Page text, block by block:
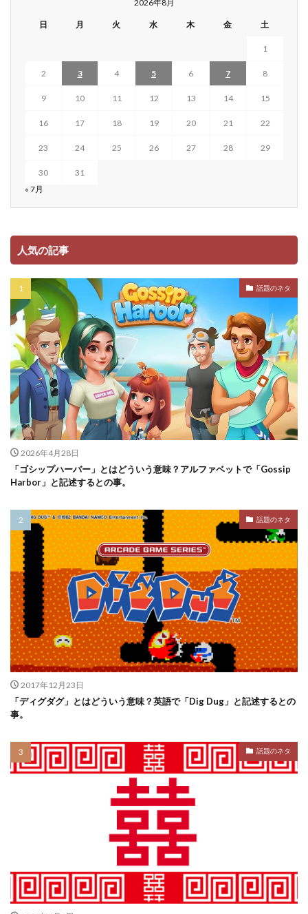
2026年8月
日 月 火 水 木 金 土
1
2 3 4 5 6 7 8
9 10 11 12 13 14 15
16 17 18 19 20 21 22
23 24 25 26 27 28 29
30
31
« 7月
人気の記事
話題のネタ
2026年4月28日
「ゴシップハーバー」とはどういう意味？アルファベットで「Gossip
Harbor」と記述するとの事。
話題のネタ
2017年12月23日
「ディグダグ」とはどういう意味？英語で「Dig Dug」と記述するとの
事。
話題のネタ